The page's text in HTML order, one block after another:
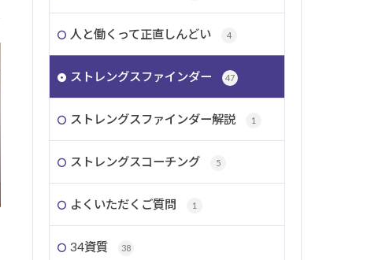
人と働くって正直しんどい 4
ストレングスファインダー 47
ストレングスファインダー解説 1
ストレングスコーチング 5
よくいただくご質問 1
34資質 38